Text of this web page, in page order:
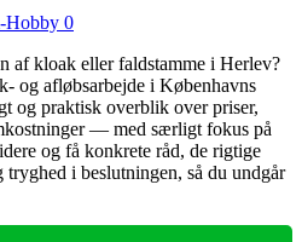
Hobby 0
af kloak eller faldstamme i Herlev?
og afløbsarbejde i Københavns
og praktisk overblik over priser,
— med særligt fokus på
og få konkrete råd, de rigtige
i beslutningen, så du undgår